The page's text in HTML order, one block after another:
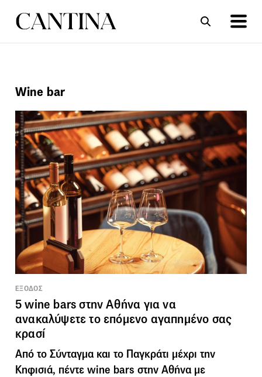
Wine bar
ΕΞΟΔΟΣ
5 wine bars στην Αθήνα για να
ανακαλύψετε το επόμενο αγαπημένο σας
κρασί
Από το Σύνταγμα και το Παγκράτι μέχρι την
Κηφισιά, πέντε wine bars στην Αθήνα με